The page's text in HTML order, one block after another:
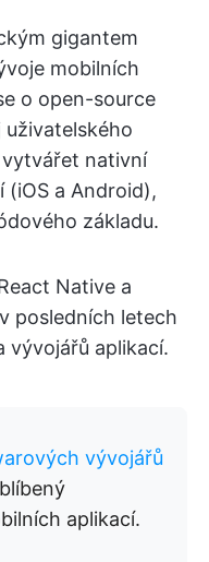
gigantem
mobilních
o open-source
nativní
(iOS a Android),
základu.
Native a
posledních letech
vývojářů aplikací.
vývojářů
aplikací.